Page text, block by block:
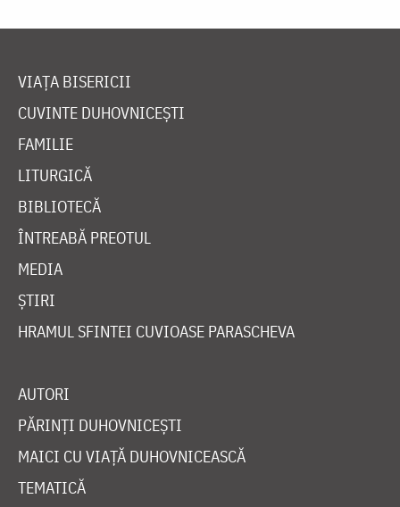
VIAȚA BISERICII
CUVINTE DUHOVNICEȘTI
FAMILIE
LITURGICĂ
BIBLIOTECĂ
ÎNTREABĂ PREOTUL
MEDIA
ȘTIRI
HRAMUL SFINTEI CUVIOASE PARASCHEVA
AUTORI
PĂRINȚI DUHOVNICEȘTI
MAICI CU VIAȚĂ DUHOVNICEASCĂ
TEMATICĂ